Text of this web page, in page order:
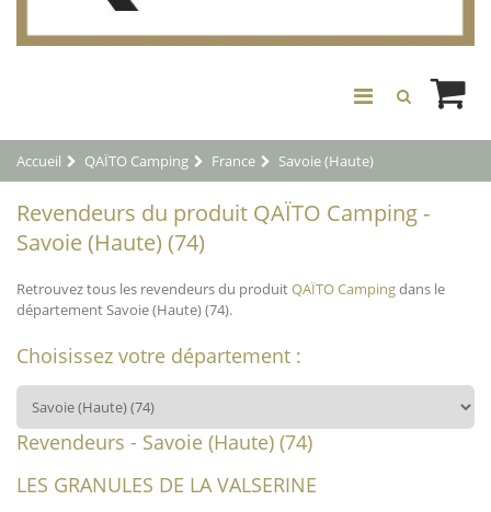
Accueil QAÏTO Camping France Savoie (Haute)
Revendeurs du produit QAÏTO Camping -
Savoie (Haute) (74)
Retrouvez tous les revendeurs du produitQAÏTO Campingdans le
département Savoie (Haute) (74).
Choisissez votre département :
Revendeurs - Savoie (Haute) (74)
LES GRANULES DE LA VALSERINE